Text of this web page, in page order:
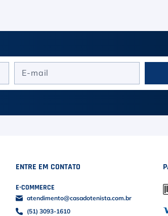
ENTRE EM CONTATO
E-COMMERCE
atendimento@casadotenista.com.br
(51) 3093-1610